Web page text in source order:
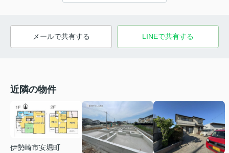
メールで共有する LINEで共有する
近隣の物件
伊勢崎市安堀町